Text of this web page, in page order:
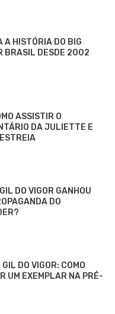
A HISTÓRIA DO BIG
BRASIL DESDE 2002
ASSISTIR O
DA JULIETTE E
DO VIGOR GANHOU
DO
GIL DO VIGOR: COMO
UM EXEMPLAR NA PRÉ-